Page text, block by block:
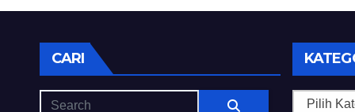
CARI
Kategori